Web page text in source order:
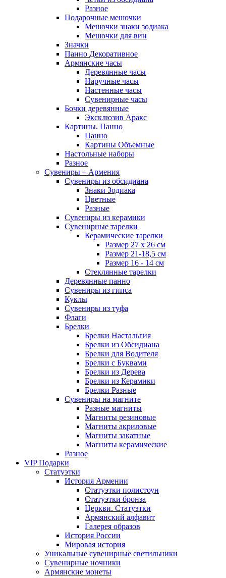
Разное
Подарочные мешочки
Мешочки знаки зодиака
Мешочки для вин
Значки
Панно Декоративное
Армянские часы
Деревянные часы
Наручные часы
Настенные часы
Сувенирные часы
Бочки деревянные
Эксклюзив Аракс
Картины. Панно
Панно
Картины Объемные
Настольные наборы
Разное
Сувениры – Армения
Сувениры из обсидиана
Знаки Зодиака
Цветные
Разные
Сувениры из керамики
Сувенирные тарелки
Керамические тарелки
Размер 27 х 26 см
Размер 21-18,5 см
Размер 16 - 14 см
Стеклянные тарелки
Деревянные панно
Сувениры из гипса
Куклы
Сувениры из туфа
Флаги
Брелки
Брелки Настальгия
Брелки из Обсидиана
Брелки для Водителя
Брелки с Буквами
Брелки из Дерева
Брелки из Керамики
Брелки Разные
Сувениры на магните
Разные магниты
Магниты резиновые
Магниты акриловые
Магниты закатные
Магниты керамические
Разное
VIP Подарки
Статуэтки
История Армении
Статуэтки полистоун
Статуэтки бронза
Церкви. Статуэтки
Армянский алфавит
Галерея образов
История России
Мировая история
Уникальные сувенирные светильники
Сувенирные ночники
Армянские монеты